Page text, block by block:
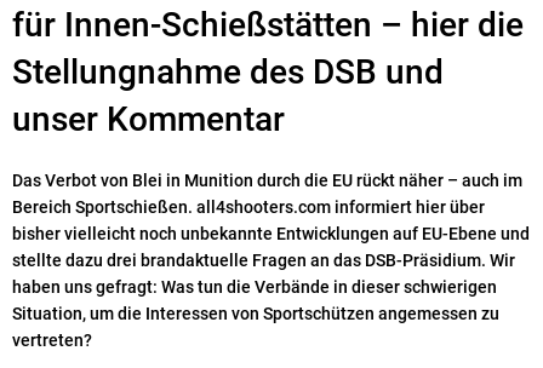
für Innen-Schießstätten – hier die
Stellungnahme des DSB und
unser Kommentar
Das Verbot von Blei in Munition durch die EU rückt näher – auch im
Bereich Sportschießen. all4shooters.com informiert hier über
bisher vielleicht noch unbekannte Entwicklungen auf EU-Ebene und
stellte dazu drei brandaktuelle Fragen an das DSB-Präsidium. Wir
haben uns gefragt: Was tun die Verbände in dieser schwierigen
Situation, um die Interessen von Sportschützen angemessen zu
vertreten?